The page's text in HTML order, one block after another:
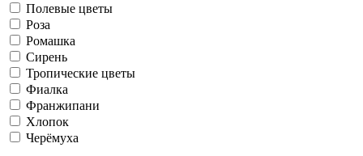
Полевые цветы
Роза
Ромашка
Сирень
Тропические цветы
Фиалка
Франжипани
Хлопок
Черёмуха